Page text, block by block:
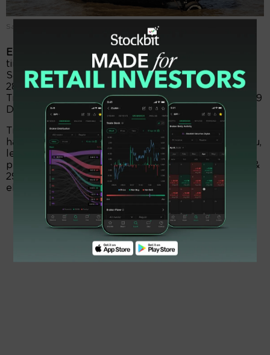
Salah satu armada kapal besutan perseroan. FOTO - ISTIMEWA
EmitenNews.com - Haskojaya Abadi mengurangi
timbunan saham Pelayaran Nelly Dwi Putri (NELY).
Sang pengendali perseroan itu, diketahui melepas
28.540.000 helai alias 28,54 juta saham perseroan.
Transaksi divestasi itu, telah dituntaskan pada 24 & 29
Desember 2025.
Transaksi pengurangan saham itu dilakukan dengan
harga rata-rata Rp350 per saham. Harga divestasi itu,
lebih rendah 54 poin alias 13,36 persen dari
penutupan perdagangan saham perseroan edisi 24 &
29 Desember 2025 dengan rata-rata Rp404 per
eksemplar.